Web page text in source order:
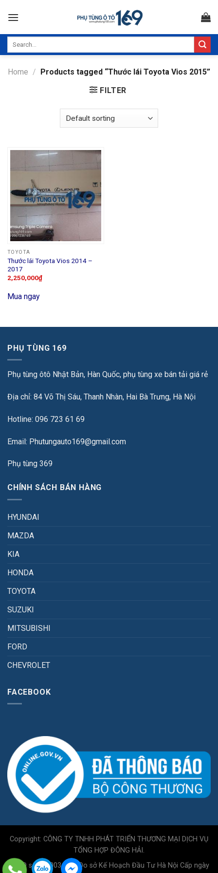
Home / Products tagged “Thước lái Toyota Vios 2015”
FILTER
TOYOTA
Thước lái Toyota Vios 2014 –
2017
2,250,000₫
Mua ngay
PHỤ TÙNG 169
Phụ tùng ôtô Nhật Bản, Hàn Quốc, phụ tùng xe bán tải giá rẻ
Địa chỉ: 84 Võ Thị Sáu, Thanh Nhàn, Hai Bà Trưng, Hà Nội
Hotline: 096 723 61 69
Email: Phutungauto169@gmail.com
Phụ tùng 369
CHÍNH SÁCH BÁN HÀNG
HYUNDAI
MAZDA
KIA
HONDA
TOYOTA
SUZUKI
MITSUBISHI
FORD
CHEVROLET
FACEBOOK
Copyright: CÔNG TY TNHH PHÁT TRIỂN THƯƠNG MẠI DỊCH VỤ
TỔNG HỢP ĐÔNG HẢI.
GPKD số 0110034717 Do sở Kế Hoạch Đầu Tư Hà Nội Cấp ngày